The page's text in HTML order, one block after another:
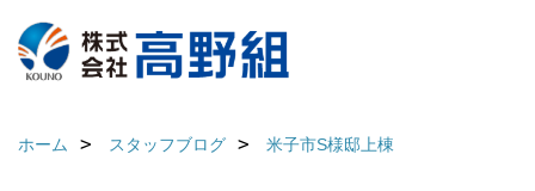
ホーム スタッフブログ 米子市S様邸上棟